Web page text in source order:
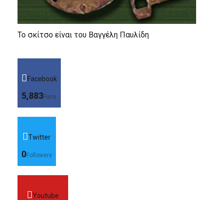
Το σκίτσο είναι του Βαγγέλη Παυλίδη
Facebook
5,883Fans
Twitter
0Followers
Youtube